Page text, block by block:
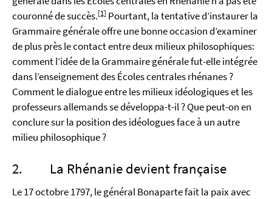
couronné de succès.[1] Pourtant, la tentative d’instaurer la
Grammaire générale offre une bonne occasion d’examiner
de plus près le contact entre deux milieux philosophiques:
comment l’idée de la Grammaire générale fut-elle intégrée
dans l’enseignement des Écoles centrales rhénanes ?
Comment le dialogue entre les milieux idéologiques et les
professeurs allemands se développa-t-il ? Que peut-on en
conclure sur la position des idéologues face à un autre
milieu philosophique ?
2. La Rhénanie devient française
Le 17 octobre 1797, le général Bonaparte fait la paix avec